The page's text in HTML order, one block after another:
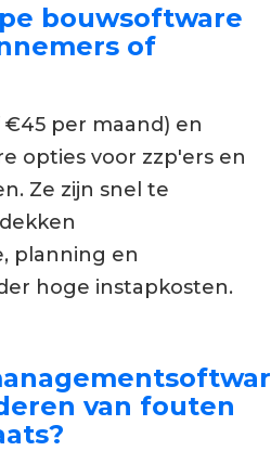
bouwsoftware
of
per maand) en
opties voor zzp'ers en
Ze zijn snel te
planning en
hoge instapkosten.
van fouten